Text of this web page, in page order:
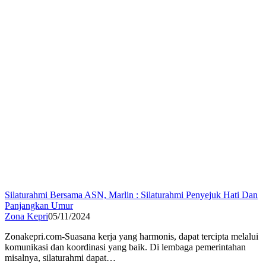
Silaturahmi Bersama ASN, Marlin : Silaturahmi Penyejuk Hati Dan
Panjangkan Umur
Zona Kepri05/11/2024
Zonakepri.com-Suasana kerja yang harmonis, dapat tercipta melalui
komunikasi dan koordinasi yang baik. Di lembaga pemerintahan
misalnya, silaturahmi dapat…